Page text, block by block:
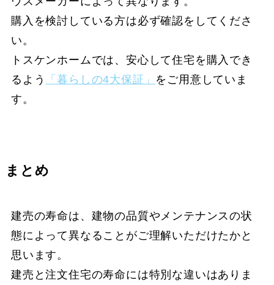
購入を検討している方は必ず確認をしてくださ
い。
トスケンホームでは、安心して住宅を購入でき
るよう
「暮らしの4大保証」 をご用意していま
す。
まとめ
建売の寿命は、建物の品質やメンテナンスの状
態によって異なることがご理解いただけたかと
思います。
建売と注文住宅の寿命には特別な違いはありま